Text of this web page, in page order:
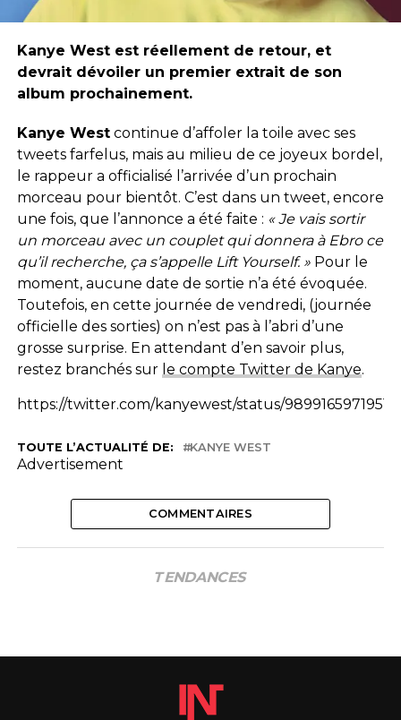
Kanye West est réellement de retour, et
devrait dévoiler un premier extrait de son
album prochainement.
Kanye Westcontinue d’affoler la toile avec ses
tweets farfelus, mais au milieu de ce joyeux bordel,
le rappeur a officialisé l’arrivée d’un prochain
morceau pour bientôt. C’est dans un tweet, encore
une fois, que l’annonce a été faite : « Je vais sortir
un morceau avec un couplet qui donnera à Ebro ce
qu’il recherche, ça s’appelle Lift Yourself. » Pour le
moment, aucune date de sortie n’a été évoquée.
Toutefois, en cette journée de vendredi, (journée
officielle des sorties) on n’est pas à l’abri d’une
grosse surprise. En attendant d’en savoir plus,
restez branchés sur le compte Twitter de Kanye.
https://twitter.com/kanyewest/status/
TOUTE L’ACTUALITÉ DE: KANYE WEST
Advertisement
COMMENTAIRES
TENDANCES